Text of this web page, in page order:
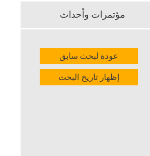
مؤتمرات وأحداث
عودة لبحث سابق
إظهار تاريخ البحث